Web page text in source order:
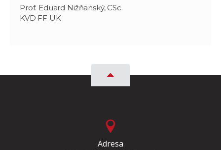
Prof. Eduard Nižňanský, CSc.
KVD FF UK
Adresa